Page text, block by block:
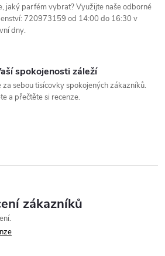
jaký parfém vybrat? Využijte naše odborné
720973159 od 14:00 do 16:30 v
dny.
spokojenosti záleží
za sebou tisícovky spokojených zákazníků.
a přečtěte si recenze.
zákazníků